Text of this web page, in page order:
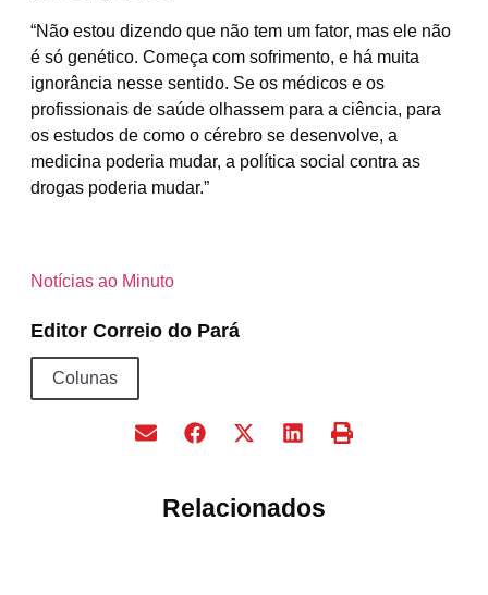
“Não estou dizendo que não tem um fator, mas ele não
é só genético. Começa com sofrimento, e há muita
ignorância nesse sentido. Se os médicos e os
profissionais de saúde olhassem para a ciência, para
os estudos de como o cérebro se desenvolve, a
medicina poderia mudar, a política social contra as
drogas poderia mudar.”
Notícias ao Minuto
Editor Correio do Pará
Colunas
Relacionados